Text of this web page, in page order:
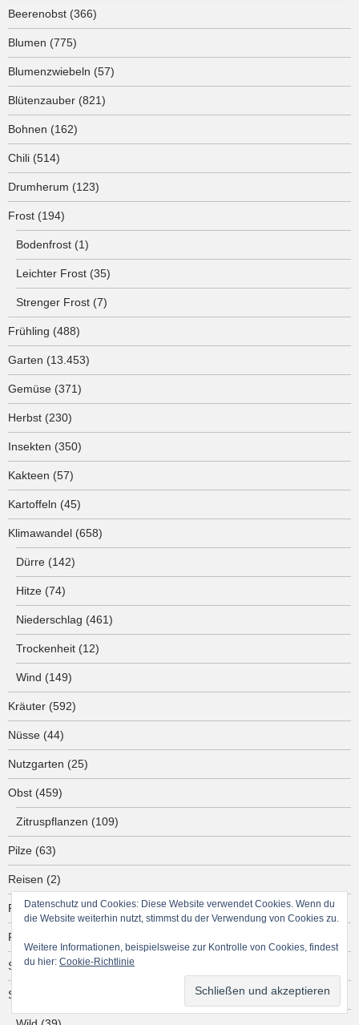
Beerenobst (366)
Blumen (775)
Blumenzwiebeln (57)
Blütenzauber (821)
Bohnen (162)
Chili (514)
Drumherum (123)
Frost (194)
Bodenfrost (1)
Leichter Frost (35)
Strenger Frost (7)
Frühling (488)
Garten (13.453)
Gemüse (371)
Herbst (230)
Insekten (350)
Kakteen (57)
Kartoffeln (45)
Klimawandel (658)
Dürre (142)
Hitze (74)
Niederschlag (461)
Trockenheit (12)
Wind (149)
Kräuter (592)
Nüsse (44)
Nutzgarten (25)
Obst (459)
Zitruspflanzen (109)
Pilze (63)
Reisen (2)
Rezepte(2)
Rietz
Salat(103)
Schädlinge
Datenschutz und Cookies: Diese Website verwendet Cookies. Wenn du
die Website weiterhin nutzt, stimmst du der Verwendung von Cookies zu.
Weitere Informationen, beispielsweise zur Kontrolle von Cookies, findest
du hier: Cookie-Richtlinie